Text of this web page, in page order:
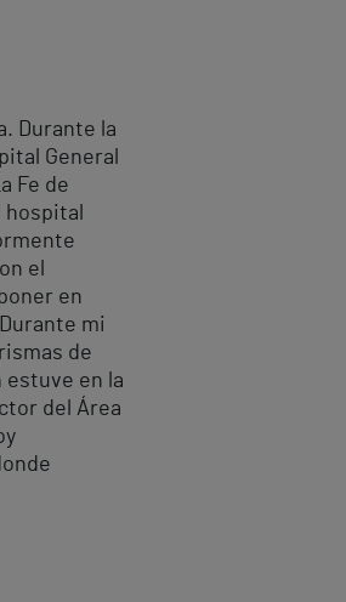
Durante la
General
Fe de
el
en
mi
de
estuve en la
del Área